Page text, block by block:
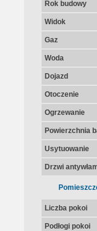
Rok budowy
Widok
Gaz
Woda
Dojazd
Otoczenie
Ogrzewanie
Powierzchnia
Usytuowanie
Drzwi
Liczba pokoi
Podłogi pokoi